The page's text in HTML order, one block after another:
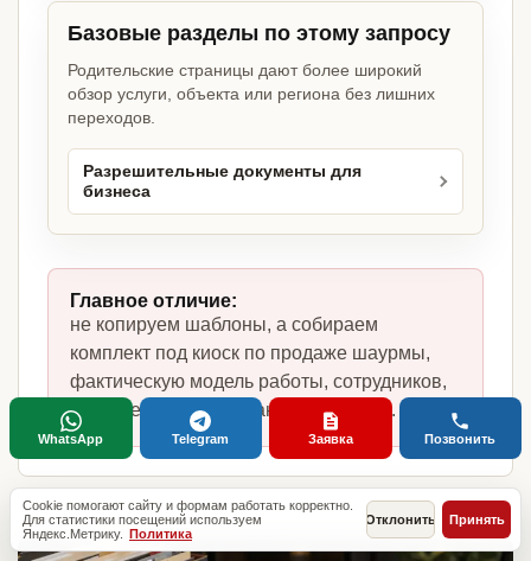
Базовые разделы по этому запросу
Родительские страницы дают более широкий
обзор услуги, объекта или региона без лишних
переходов.
Разрешительные документы для
бизнеса
Главное отличие:
не копируем шаблоны, а собираем
комплект под киоск по продаже шаурмы,
фактическую модель работы, сотрудников,
помещение и требования по России.
Cookie помогают сайту и формам работать корректно.
Для статистики посещений используем
Яндекс.Метрику. Политика
Отклонить Принять
WhatsApp Telegram Заявка Позвонить